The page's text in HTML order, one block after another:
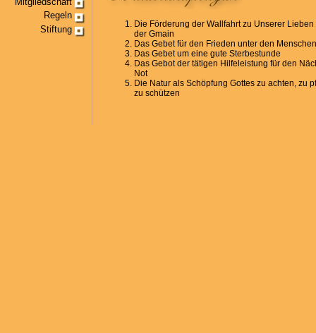
Die Förderung der Wallfahrt zu Unserer Lieben
der Gmain
Das Gebet für den Frieden unter den Menschen
Das Gebet um eine gute Sterbestunde
Das Gebot der tätigen Hilfeleistung für den
Not
Die Natur als Schöpfung Gottes zu achten, zu
zu schützen
Regeln
Stiftung